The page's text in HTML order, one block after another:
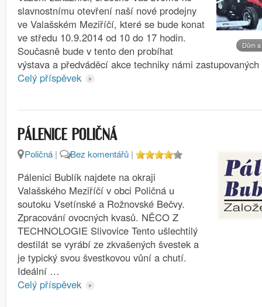
Dům
slavnostnímu otevření naší nové prodejny
ve Valašském Meziříčí, které se bude konat
ve středu 10.9.2014 od 10 do 17 hodin.
Současně bude v tento den probíhat
výstava a předváděcí akce techniky námi
Celý příspěvek
PÁLENICE POLIČNÁ
Poličná | Bez komentářů |
Pálenici Bublík najdete na okraji
Valašského Meziříčí v obci Poličná u
soutoku Vsetínské a Rožnovské Bečvy.
Zpracování ovocných kvasů. NĚCO Z
TECHNOLOGIE Slivovice Tento ušlechtilý
destilát se vyrábí ze zkvašených švestek a
je typický svou švestkovou vůní a chutí.
Ideální …
Celý příspěvek